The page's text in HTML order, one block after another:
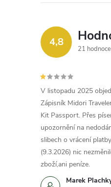
4,8
21
Marek
V listopadu 2025
Zápisník Midori
Kit Passport. Přes
upozornění na
slibech o vrácení
(9.3.2026) nic
zboží,ani peníze.